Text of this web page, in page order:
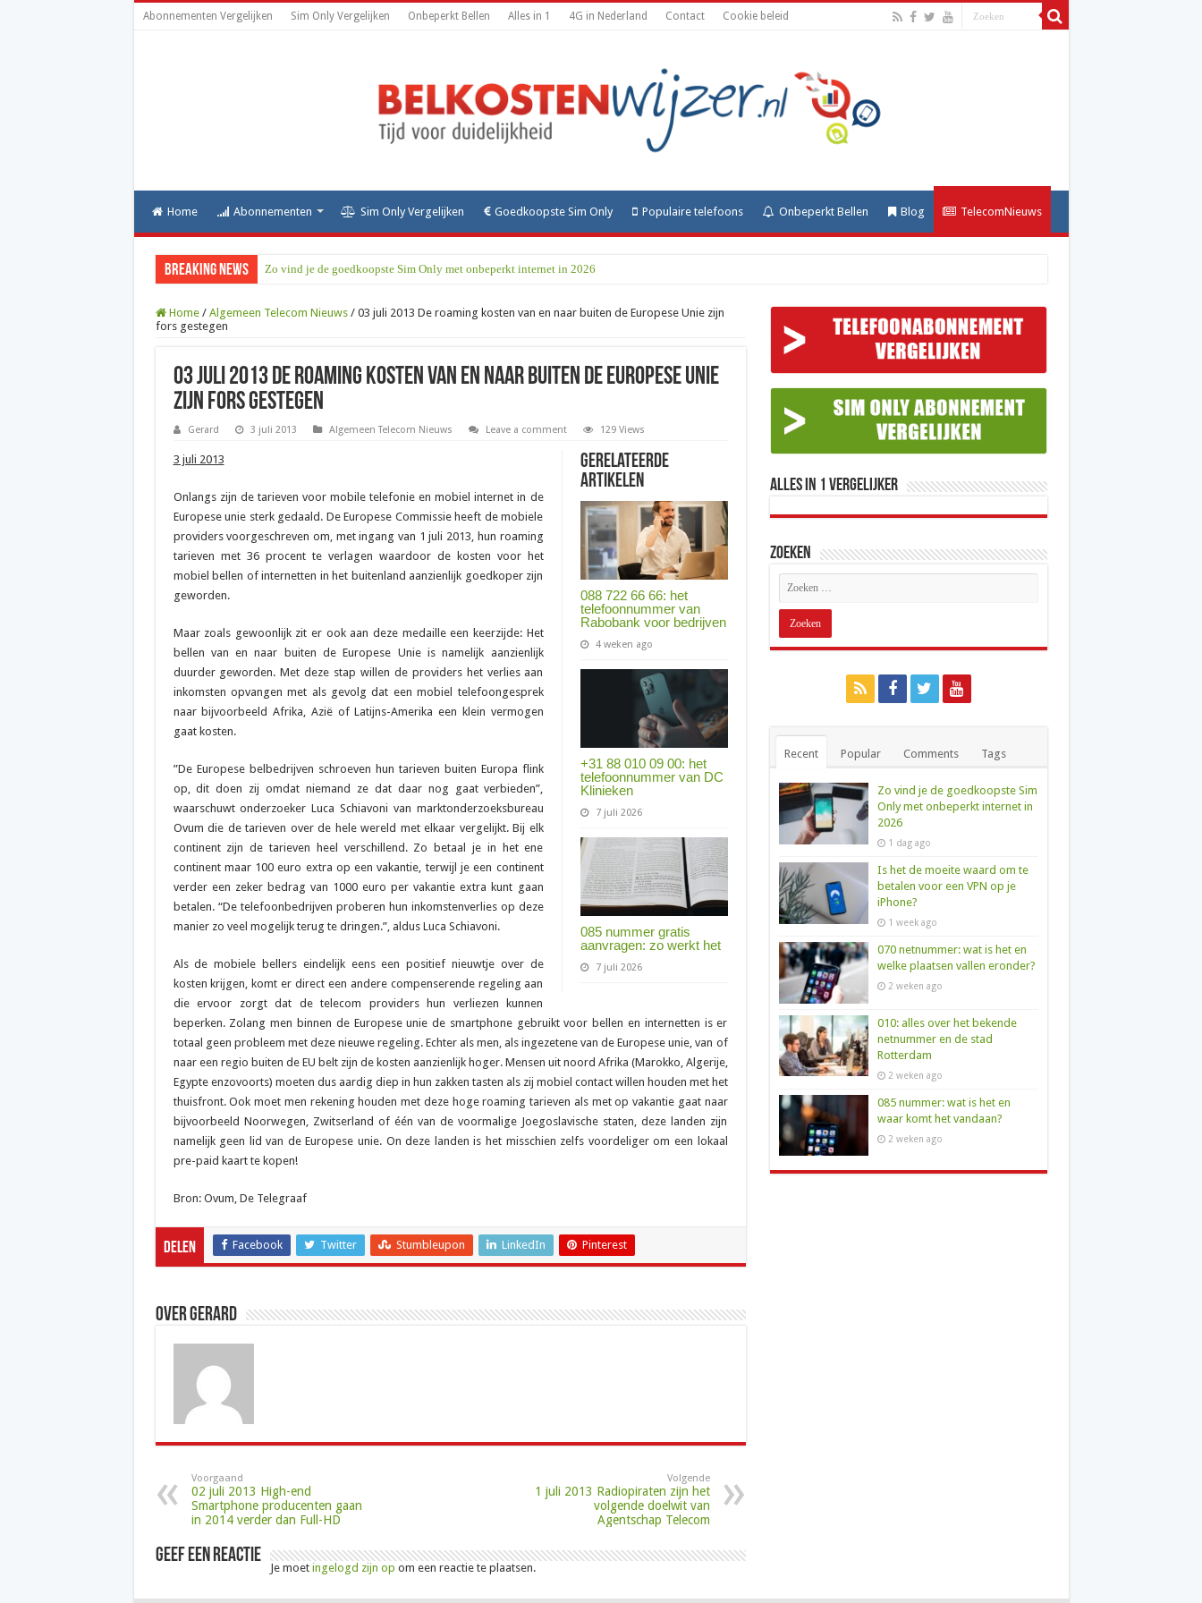
Abonnementen Vergelijken Sim Only Vergelijken Onbeperkt Bellen Alles in 1 4G in Nederland Contact Cookie beleid
Home Abonnementen Sim Only Vergelijken Goedkoopste Sim Only Populaire telefoons Onbeperkt Bellen Blog TelecomNieuws
Breaking News Zo vind je de goedkoopste Sim Only met onbeperkt internet in 2026
Home / Algemeen Telecom Nieuws / 03 juli 2013 De roaming kosten van en naar buiten de Europese Unie zijn
fors gestegen
03 juli 2013 De roaming kosten van en naar buiten de Europese Unie
zijn fors gestegen
Gerard 3 juli 2013 Algemeen Telecom Nieuws Leave a comment 129 Views
Gerelateerde
Artikelen
088 722 66 66: het
telefoonnummer van
Rabobank voor bedrijven
4 weken ago
+31 88 010 09 00: het
telefoonnummer van DC
Klinieken
7 juli 2026
085 nummer gratis
aanvragen: zo werkt het
7 juli 2026
3 juli 2013
Onlangs zijn de tarieven voor mobile telefonie en mobiel internet in de
Europese unie sterk gedaald. De Europese Commissie heeft de mobiele
providers voorgeschreven om, met ingang van 1 juli 2013, hun roaming
tarieven met 36 procent te verlagen waardoor de kosten voor het
mobiel bellen of internetten in het buitenland aanzienlijk goedkoper zijn
geworden.
Maar zoals gewoonlijk zit er ook aan deze medaille een keerzijde: Het
bellen van en naar buiten de Europese Unie is namelijk aanzienlijk
duurder geworden. Met deze stap willen de providers het verlies aan
inkomsten opvangen met als gevolg dat een mobiel telefoongesprek
naar bijvoorbeeld Afrika, Azië of Latijns-Amerika een klein vermogen
gaat kosten.
”De Europese belbedrijven schroeven hun tarieven buiten Europa flink
op, dit doen zij omdat niemand ze dat daar nog gaat verbieden”,
waarschuwt onderzoeker Luca Schiavoni van marktonderzoeksbureau
Ovum die de tarieven over de hele wereld met elkaar vergelijkt. Bij elk
continent zijn de tarieven heel verschillend. Zo betaal je in het ene
continent maar 100 euro extra op een vakantie, terwijl je een continent
verder een zeker bedrag van 1000 euro per vakantie extra kunt gaan
betalen. “De telefoonbedrijven proberen hun inkomstenverlies op deze
manier zo veel mogelijk terug te dringen.”, aldus Luca Schiavoni.
Als de mobiele bellers eindelijk eens een positief nieuwtje over de
kosten krijgen, komt er direct een andere compenserende regeling aan
die ervoor zorgt dat de telecom providers hun verliezen kunnen
beperken. Zolang men binnen de Europese unie de smartphone gebruikt voor bellen en internetten is er
totaal geen probleem met deze nieuwe regeling. Echter als men, als ingezetene van de Europese unie, van of
naar een regio buiten de EU belt zijn de kosten aanzienlijk hoger. Mensen uit noord Afrika (Marokko, Algerije,
Egypte enzovoorts) moeten dus aardig diep in hun zakken tasten als zij mobiel contact willen houden met het
thuisfront. Ook moet men rekening houden met deze hoge roaming tarieven als met op vakantie gaat naar
bijvoorbeeld Noorwegen, Zwitserland of één van de voormalige Joegoslavische staten, deze landen zijn
namelijk geen lid van de Europese unie. On deze landen is het misschien zelfs voordeliger om een lokaal
pre-paid kaart te kopen!
Bron: Ovum, De Telegraaf
Delen Facebook Twitter Stumbleupon LinkedIn Pinterest
Over Gerard
Voorgaand
02 juli 2013 High-end
Smartphone producenten gaan
in 2014 verder dan Full-HD
Volgende
1 juli 2013 Radiopiraten zijn het
volgende doelwit van
Agentschap Telecom
Geef een reactie
Je moet ingelogd zijn op om een reactie te plaatsen.
Alles in 1 Vergelijker
Zoeken
Recent Popular Comments Tags
Zo vind je de goedkoopste Sim
Only met onbeperkt internet in
2026
1 dag ago
Is het de moeite waard om te
betalen voor een VPN op je
iPhone?
1 week ago
070 netnummer: wat is het en
welke plaatsen vallen eronder?
2 weken ago
010: alles over het bekende
netnummer en de stad
Rotterdam
2 weken ago
085 nummer: wat is het en
waar komt het vandaan?
2 weken ago